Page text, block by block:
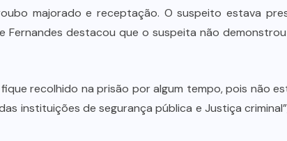
majorado e receptação. O suspeito estava
Fernandes destacou que o suspeita não
recolhido na prisão por algum tempo, pois não
instituições de segurança pública e Justiça
e
filhos
De queijos a mel: Feira
rosto, voz e lucro aos
8 DE AGOSTO DE 2026